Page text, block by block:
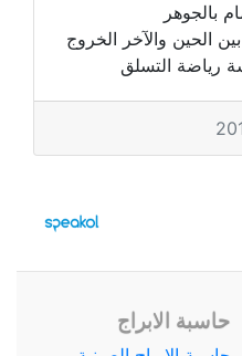
بالجوهر
الحين والآخر الخروج
رياضة التسلق
حاسبة الابراج